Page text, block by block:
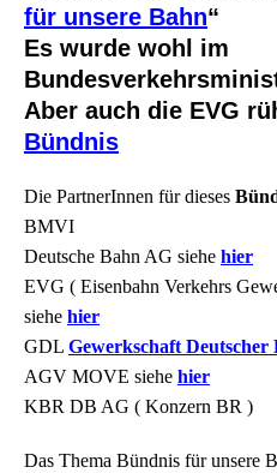
für unsere Bahn“
Es wurde wohl im
Aber auch die EVG
Bündnis
Die PartnerInnen für dieses
BMVI
Deutsche Bahn AG siehe hier
EVG ( Eisenbahn Verkehrs
siehe hier
GDL Gewerkschaft
AGV MOVE siehe hier
KBR DB AG ( Konzern BR )
Das Thema Bündnis für unsere